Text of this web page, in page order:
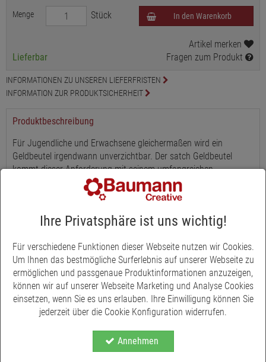
Menge Stück In den Warenkorb
Lieferbar
Artikel merken
Fragen zum Produkt
INFORMATIONEN ZU UNSEREN LIEFERFRISTEN
INFORMATION ZUR PRODUKTSICHERHEIT
Produktbeschreibung
Für Jugendliche und Erwachsene gleichermaßen wird ein
Geldbeutel irgendwann unverzichtbar. Der satch Geldbeutel
kommt dieser Anforderung mit seinem umfangreichen
Platzangebot für alles Wichtige, wie beispielsweise Fahrkarte,
Bargeld und Schülerausweis, nach. Er zeichnet sich durch einen
spielend leicht macht. Zudem besitzt er im Inneren ein Fach für
ein kleines Sichtfach. satch-Produkte sind nicht nur REACH-
konform, sondern auch bluesign-Systempartner, was eine
umweltschonende Herstellung der verwendeten Materialien
verspricht. Die Geldbeutel von satch werden ausschließlich aus
recycelten PET-Flaschen gefertigt.
Ihre Privatsphäre ist uns wichtig!
Für verschiedene Funktionen dieser Webseite nutzen wir Cookies.
Um Ihnen das bestmögliche Surferlebnis auf unserer Webseite zu
ermöglichen und passgenaue Produktinformationen anzuzeigen,
können wir auf unserer Webseite Marketing und Analyse Cookies
einsetzen, wenn Sie es uns erlauben. Ihre Einwilligung können Sie
jederzeit über die Cookie Konfiguration widerrufen.
Annehmen